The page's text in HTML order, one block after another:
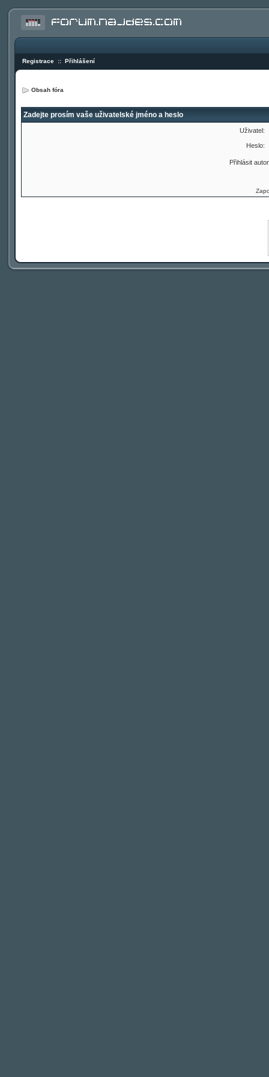
Registrace :: Přihlášení
Obsah fóra
Zadejte prosím vaše uživatelské jméno a heslo
Uživatel:
Heslo:
Přihlásit